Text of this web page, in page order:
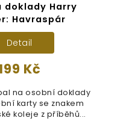
doklady Harry
Havraspár
Kč
Detail
na osobní doklady
karty se znakem
koleje z příběhů...